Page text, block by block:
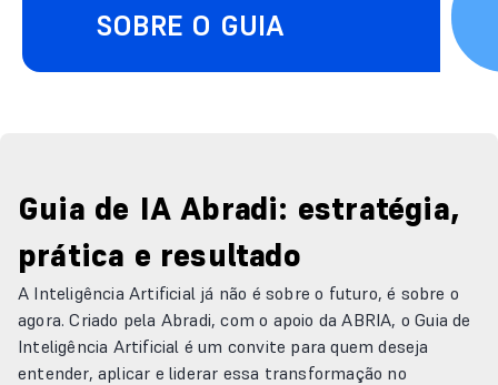
SOBRE O GUIA
Guia de IA Abradi: estratégia,
prática e resultado
A Inteligência Artificial já não é sobre o futuro, é sobre o
agora. Criado pela Abradi, com o apoio da ABRIA, o Guia de
Inteligência Artificial é um convite para quem deseja
entender, aplicar e liderar essa transformação no